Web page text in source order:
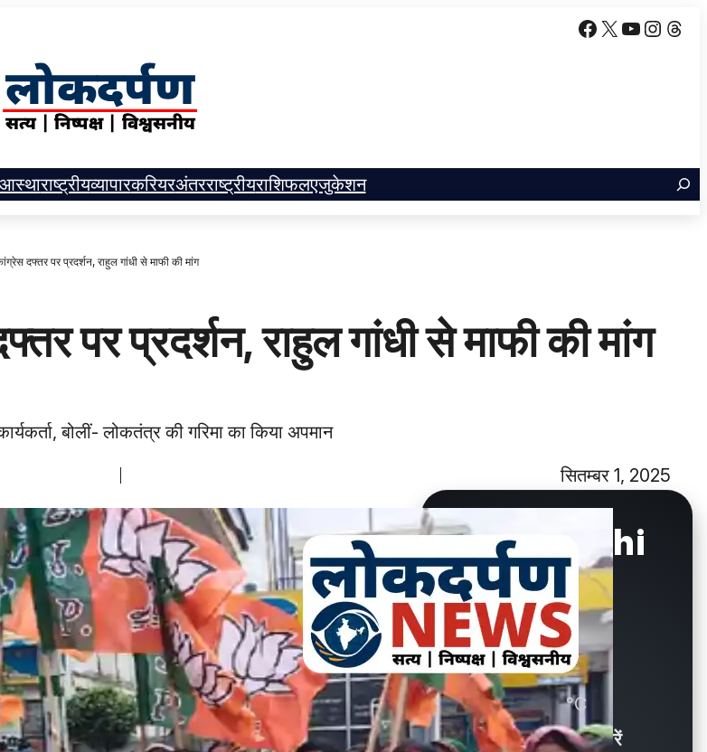
Facebook
X YouTube
राष्ट्रीयव्यापारकरियरअंतरराष्ट्रीयराशिफलएजुकेशन
दफ्तर पर प्रदर्शन, राहुल गांधी से माफी की मांग
पर प्रदर्शन, राहुल गांधी से माफी की मांग
बोलीं- लोकतंत्र की गरिमा का किया अपमान
सितम्बर 1, 2025
New Delhi
28.6°C
Showers / बौछारें